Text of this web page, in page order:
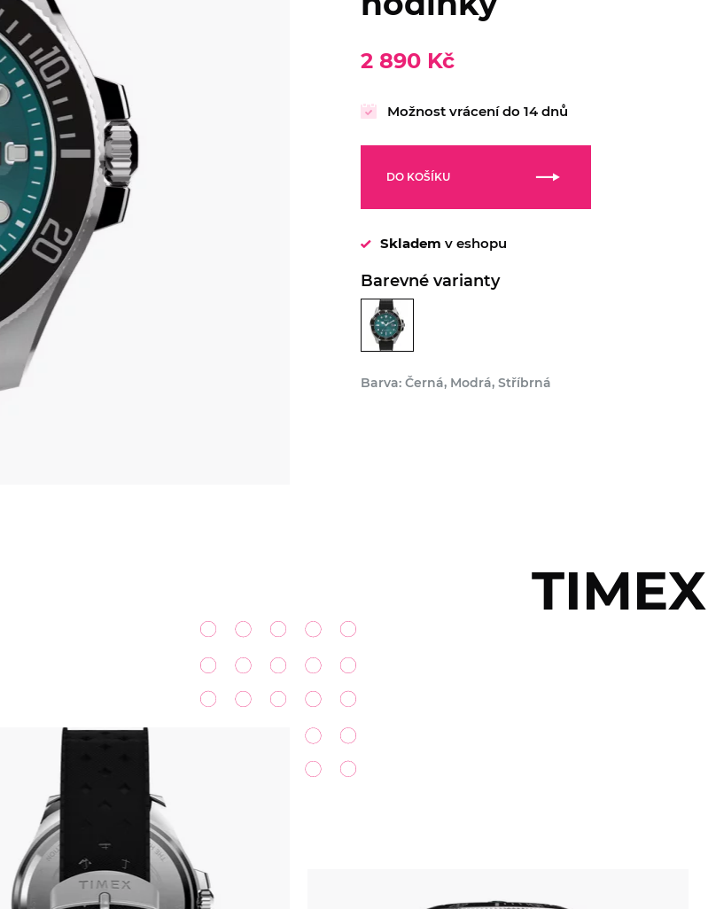
2 890 Kč
Možnost vrácení do 14 dnů
DO KOŠÍKU
Skladem v eshopu
Barevné varianty
Barva: Černá, Modrá, Stříbrná
TIMEX